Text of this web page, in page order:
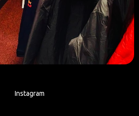
Instagram